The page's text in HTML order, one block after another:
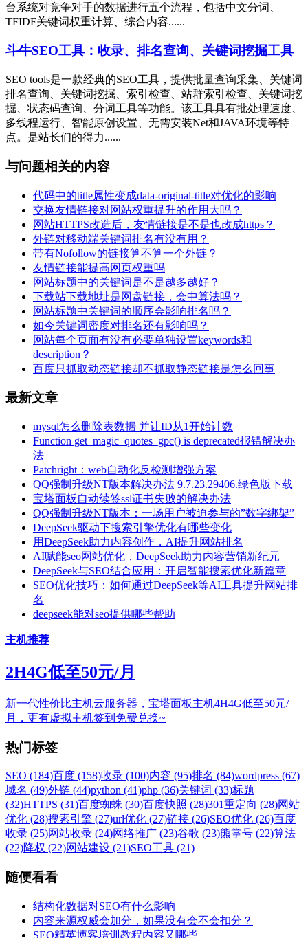
台系统对竞争对手的数据进行五个流程，包括中文分词、
TFIDF关键词权重计算、综合内容......
斗牛SEO工具：收录、排名查询、关键词挖掘工具
SEO tools是一款经典的SEO工具，提供批量查询采集、关键词
排名查询、关键词挖掘、索引检查、站群索引检查、关键词挖
掘、状态码查询、分词工具等功能。该工具具有批处理速度、
多线程运行、智能原创设置、无需安装Net和JAVA环境等特
点。是站长们的得力......
与问题相关的内容
代码中的title属性变成data-original-title对优化的影响
交换友情链接对网站权重提升的作用大吗？
网站HTTPS改造后，友情链接是不是也改成https？
外链对移动端关键词排名有没有用？
带有Nofollow的链接算不算一个外链？
友情链接能提高网页权重吗
网站标题中的关键词是不是越多越好？
下载站下载地址是网盘链接，会中算法吗？
网站标题中关键词的顺序会影响排名吗？
如今关键词密度对排名还有影响吗？
网站每个页面有没有必要单独设置keywords和
description？
百度只抓取动态链接却不抓取静态链接是怎么回事
最新文章
mysql怎么删除表数据 并让ID从1开始计数
Function get_magic_quotes_gpc() is deprecated报错解决办
法
Patchright：web自动化反检测增强方案
QQ强制升级NT版本解决办法 9.7.23.29406.绿色版下载
宝塔面板自动续签ssl证书失败的解决办法
QQ强制升级NT版本：一场用户被迫参与的”数字绑架”
DeepSeek驱动下搜索引擎优化有哪些变化
用DeepSeek助力内容创作，AI提升网站排名
AI赋能seo网站优化，DeepSeek助力内容营销新纪元
DeepSeek与SEO结合应用：开启智能搜索优化新篇章
SEO优化技巧：如何通过DeepSeek等AI工具提升网站排
名
deepseek能对seo提供哪些帮助
主机推荐
2H4G低至50元/月
新一代性价比主机云服务器，宝塔面板主机4H4G低至50元/
月，更有虚拟主机签到免费兑换~
热门标签
SEO (184)百度 (158)收录 (100)内容 (95)排名 (84)wordpress (67)
域名 (49)外链 (44)python (41)php (36)关键词 (33)标题
(32)HTTPS (31)百度蜘蛛 (30)百度快照 (28)301重定向 (28)网站
优化 (28)搜索引擎 (27)url优化 (27)链接 (26)SEO优化 (26)百度
收录 (25)网站收录 (24)网络推广 (23)谷歌 (23)熊掌号 (22)算法
(22)降权 (22)网站建设 (21)SEO工具 (21)
随便看看
结构化数据对SEO有什么影响
内容来源权威会加分，如果没有会不会扣分？
SEO精英博客培训教程内容又哪些